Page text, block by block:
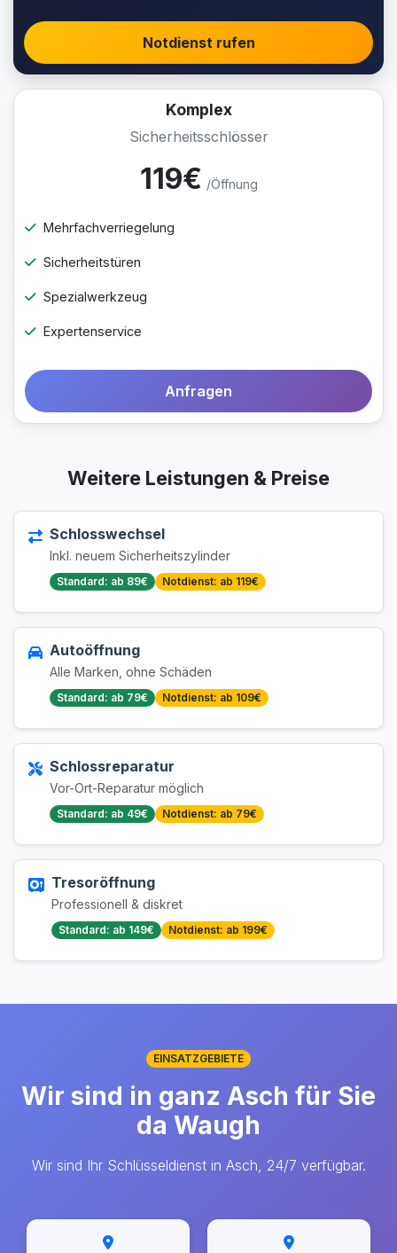
Notdienst rufen
Komplex
Sicherheitsschlösser
119€ /Öffnung
Mehrfachverriegelung
Sicherheitstüren
Spezialwerkzeug
Expertenservice
Anfragen
Weitere Leistungen & Preise
Schlosswechsel
Inkl. neuem Sicherheitszylinder
Standard: ab 89€ Notdienst: ab 119€
Autoöffnung
Alle Marken, ohne Schäden
Standard: ab 79€ Notdienst: ab 109€
Schlossreparatur
Vor-Ort-Reparatur möglich
Standard: ab 49€ Notdienst: ab 79€
Tresoröffnung
Professionell & diskret
Standard: ab 149€ Notdienst: ab 199€
EINSATZGEBIETE
Wir sind in ganz Asch für Sie
da Waugh
Wir sind Ihr Schlüsseldienst in Asch, 24/7 verfügbar.